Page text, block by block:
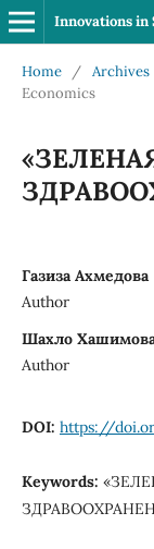
Innovations in
Home / Archives
Economics
Газиза Ахмедова
Author
Шахло
Author
DOI: https://
Keywords: